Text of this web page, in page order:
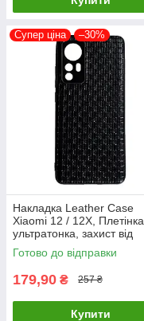
Супер ціна –30%
Накладка Leather Case
Xiaomi 12 / 12X, Плетінка,
ультратонка, захист від
подряпин і пилу
Готово до відправки
179,90 ₴ 257 ₴
Купити